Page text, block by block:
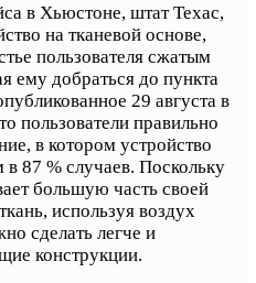
в Хьюстоне, штат Техас,
на тканевой основе,
пользователя сжатым
ему добраться до пункта
29 августа в
пользователи правильно
в котором устройство
87 % случаев. Поскольку
большую часть своей
используя воздух
сделать легче и
конструкции.